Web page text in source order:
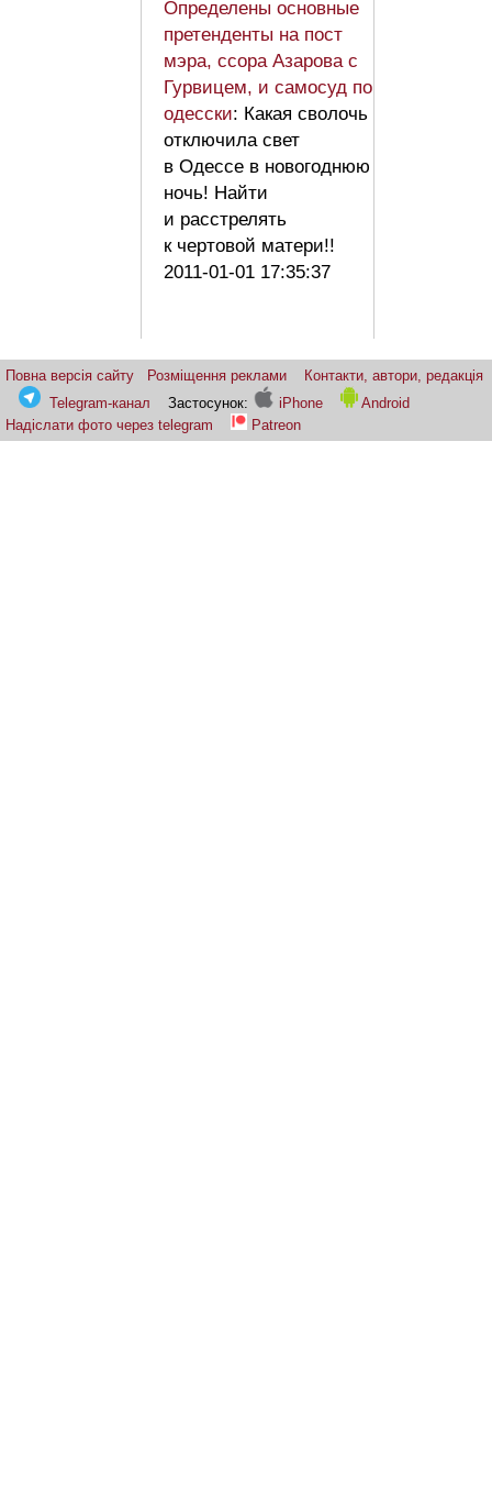
Определены основные
претенденты на пост
мэра, ссора Азарова с
Гурвицем, и самосуд по
одесски: Какая сволочь
отключила свет
в Одессе в новогоднюю
ночь! Найти
и расстрелять
к чертовой матери!!
2011-01-01 17:35:37
Повна версія сайту Розміщення реклами
Контакти, автори, редакція
Telegram-канал
Застосунок: iPhone
Android
Надіслати фото через telegram
Patreon